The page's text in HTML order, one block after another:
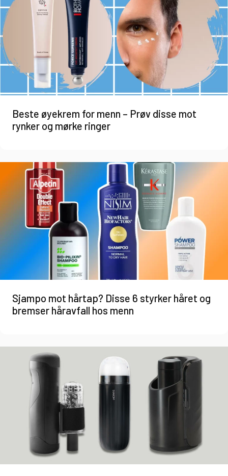
Beste øyekrem for menn – Prøv disse mot
rynker og mørke ringer
Sjampo mot hårtap? Disse 6 styrker håret og
bremser håravfall hos menn